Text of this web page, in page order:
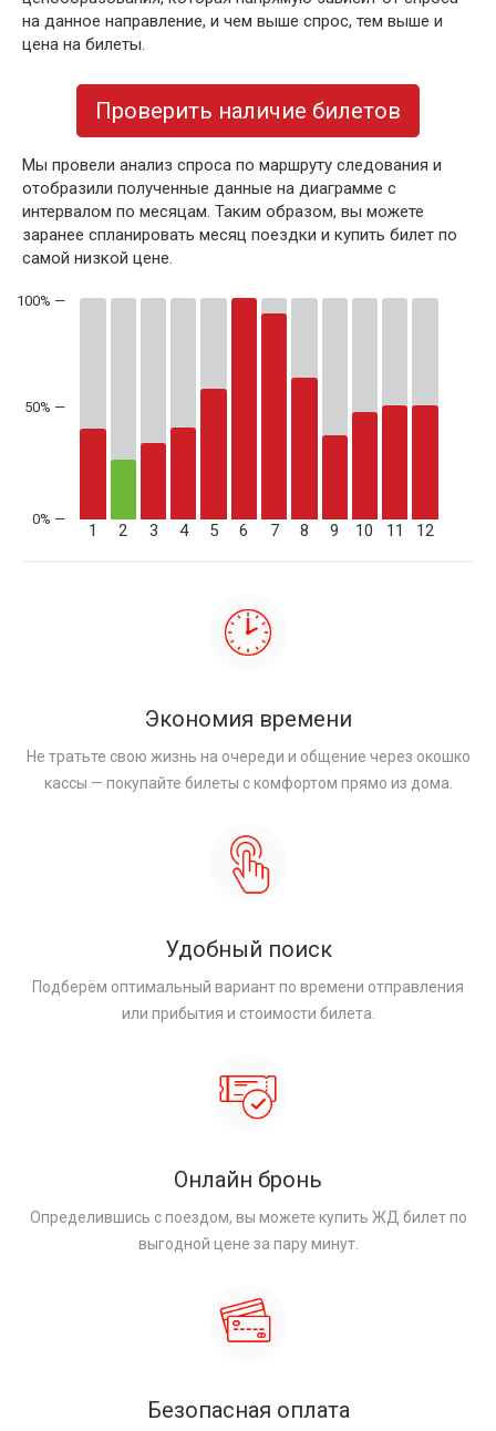
на данное направление, и чем выше спрос, тем выше и
цена на билеты.
Проверить наличие билетов
Мы провели анализ спроса по маршруту следования и
отобразили полученные данные на диаграмме с
интервалом по месяцам. Таким образом, вы можете
заранее спланировать месяц поездки и купить билет по
самой низкой цене.
50% —
1 2 3 4 5 6 7 8 9 10 11 12
Экономия времени
Не тратьте свою жизнь на очереди и общение через окошко
кассы — покупайте билеты с комфортом прямо из дома.
Удобный поиск
Подберём оптимальный вариант по времени отправления
или прибытия и стоимости билета.
Онлайн бронь
Определившись с поездом, вы можете купить ЖД билет по
выгодной цене за пару минут.
Безопасная оплата